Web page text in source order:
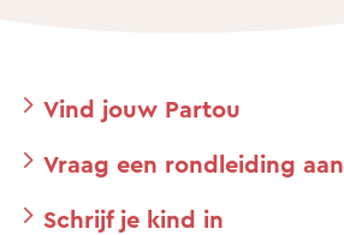
Vind jouw Partou
Vraag een rondleiding aan
Schrijf je kind in